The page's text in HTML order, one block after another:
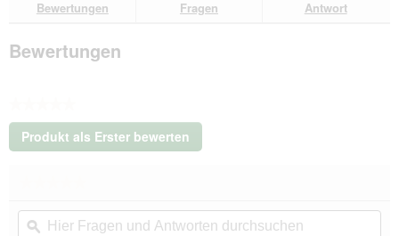
S
Bewertungen Fragen Antwort
Bewertungen
Kein
Beurteilungswert
Produkt als Erster bewerten
.
wird
Beurteilungswert
für
Hier
Fragen
ϙ